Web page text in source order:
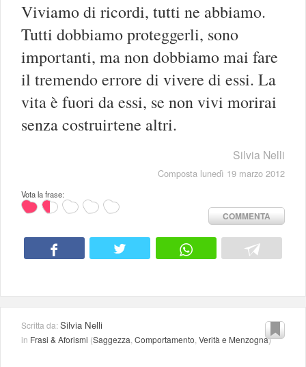
Viviamo di ricordi, tutti ne abbiamo.
Tutti dobbiamo proteggerli, sono
importanti, ma non dobbiamo mai fare
il tremendo errore di vivere di essi. La
vita è fuori da essi, se non vivi morirai
senza costruirtene altri.
Silvia Nelli
Composta lunedì 19 marzo 2012
Vota la frase:
COMMENTA
Scritta da:Silvia Nelli
in Frasi & Aforismi (Saggezza Comportamento Verità e Menzogna)